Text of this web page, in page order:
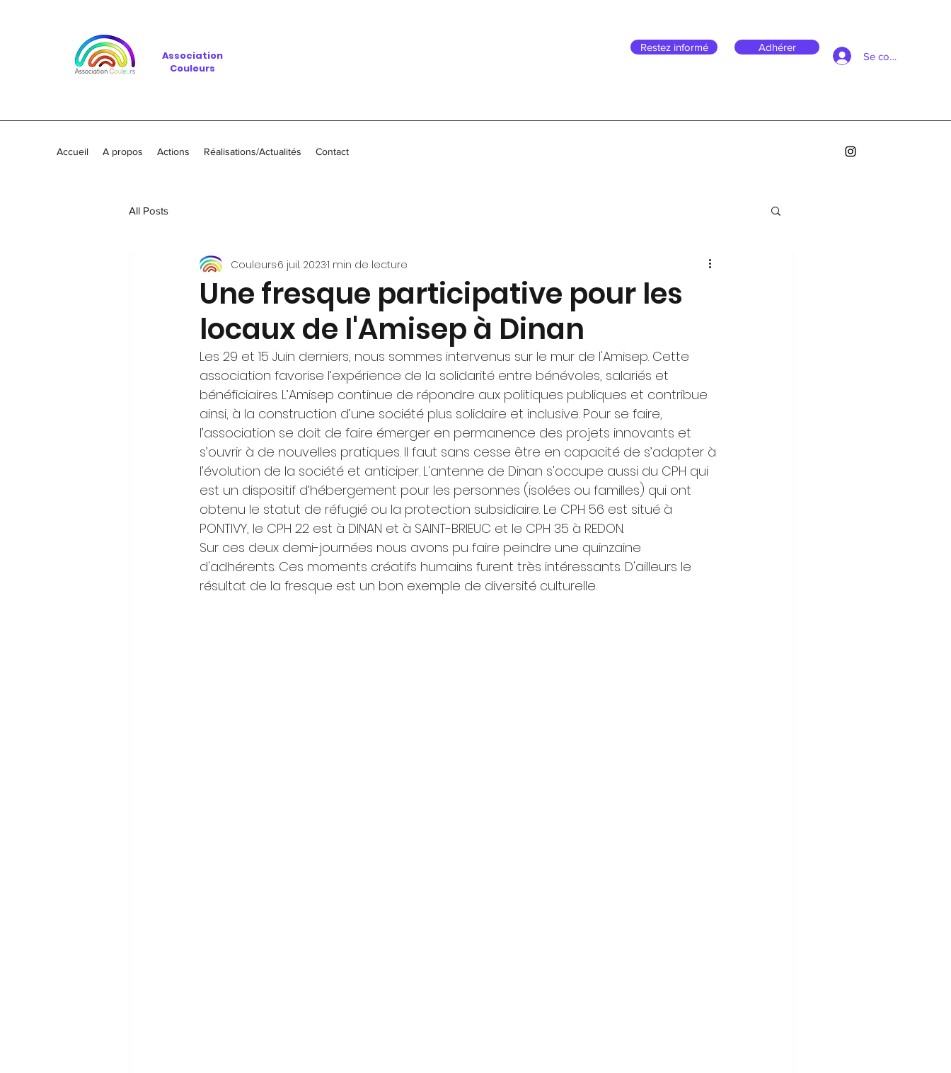
Association
Couleurs
Restez informé Adhérer
Se connecter
Accueil A propos Actions Réalisations/Actualités Contact
All Posts
Une fresque participative pour les
locaux de l'Amisep à Dinan
Couleurs6 juil. 20231 min de lecture
Les 29 et 15 Juin derniers, nous sommes intervenus sur le mur de l'Amisep. Cette
association favorise l’expérience de la solidarité entre bénévoles, salariés et
bénéficiaires. L’Amisep continue de répondre aux politiques publiques et contribue
ainsi, à la construction d’une société plus solidaire et inclusive. Pour se faire,
l’association se doit de faire émerger en permanence des projets innovants et
s’ouvrir à de nouvelles pratiques. Il faut sans cesse être en capacité de s’adapter à
l’évolution de la société et anticiper. L'antenne de Dinan s'occupe aussi du CPH qui
est un dispositif d’hébergement pour les personnes (isolées ou familles) qui ont
obtenu le statut de réfugié ou la protection subsidiaire. Le CPH 56 est situé à
PONTIVY, le CPH 22 est à DINAN et à SAINT-BRIEUC et le CPH 35 à REDON.
Sur ces deux demi-journées nous avons pu faire peindre une quinzaine
d'adhérents. Ces moments créatifs humains furent très intéressants. D'ailleurs le
résultat de la fresque est un bon exemple de diversité culturelle.